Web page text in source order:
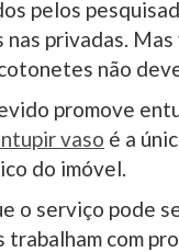
pelos
nas privadas.
não
promove
vaso é a
do imóvel.
o serviço pode
trabalham com